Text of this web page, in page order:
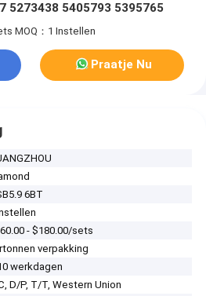
5273438 5405793 5395765
MOQ：1 Instellen
Praatje Nu
6BT
- $180.00/sets
verpakking
werkdagen
D/P, T/T, Western Union